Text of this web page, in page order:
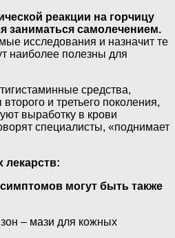
реакции на горчицу
заниматься самолечением.
исследования и назначит те
наиболее полезны для
средства,
и третьего поколения,
выработку в крови
специалисты, «поднимает
могут быть также
– мази для кожных